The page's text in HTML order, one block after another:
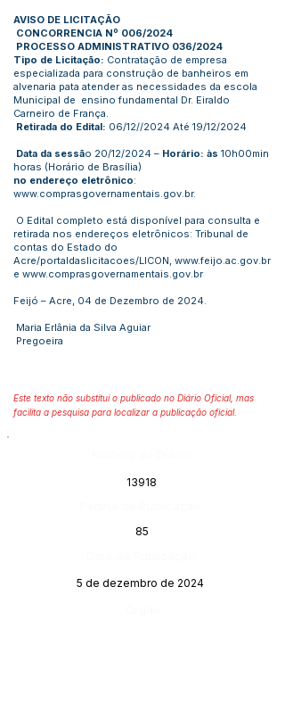
AVISO DE LICITAÇÃO
CONCORRENCIA Nº 006/2024
PROCESSO ADMINISTRATIVO 036/2024
Tipo de Licitação: Contratação de empresa
especializada para construção de banheiros em
alvenaria pata atender as necessidades da escola
Municipal de ensino fundamental Dr. Eiraldo
Carneiro de França.
Retirada do Edital: 06/12//2024 Até 19/12/2024
Data da sessão 20/12/2024 – Horário: às 10h00min
horas (Horário de Brasília)
no endereço eletrônico:
www.comprasgovernamentais.gov.br.
O Edital completo está disponível para consulta e
retirada nos endereços eletrônicos: Tribunal de
contas do Estado do
Acre/portaldaslicitacoes/LICON, www.feijo.ac.gov.br
e www.comprasgovernamentais.gov.br
Feijó – Acre, 04 de Dezembro de 2024.
Maria Erlânia da Silva Aguiar
Pregoeira
Este texto não substitui o publicado no Diário Oficial, mas
facilita a pesquisa para localizar a publicação oficial.
13918
85
5 de dezembro de 2024